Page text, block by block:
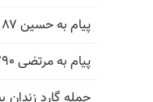
پیام به حسین ۸۷ تبریز
پیام به مرتضی ۷۹۰ قزوین